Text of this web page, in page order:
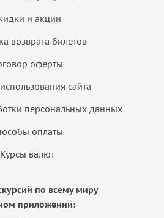
и акции
возврата билетов
оферты
сайта
персональных данных
оплаты
Курсы валют
по всему миру
приложении: